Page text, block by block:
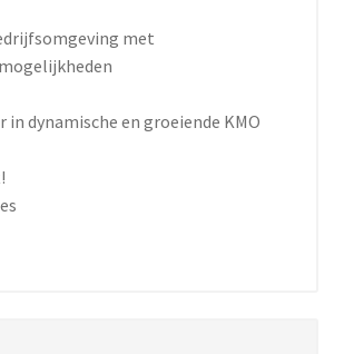
met
in dynamische en groeiende KMO